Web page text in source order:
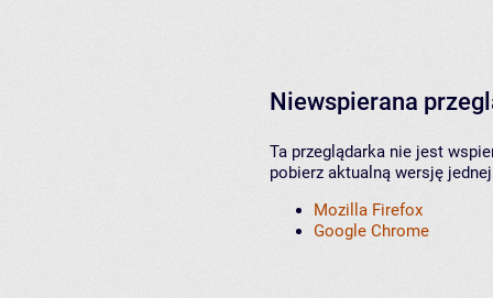
Niewspierana
Ta przeglądarka nie jest
pobierz aktualną wersję
Mozilla Firefox
Google Chrome